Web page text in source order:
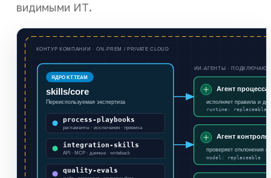
видимыми ИТ.
КОНТУР КОМПАНИИ · ON-PREM / PRIVATE CLOUD
ЯДРО KT.TEAM
skills/core
Переиспользуемая экспертиза
process-playbooks
регламенты · исключения · приемка
integration-skills
API · MCP · данные · writeback
quality-evals
ИИ-АГЕНТЫ · ПОДКЛЮЧАЮТ
Агент процесса
исполняет правила и
runtime: replaceable
Агент контроля
проверяет отклонения и
model: replaceable